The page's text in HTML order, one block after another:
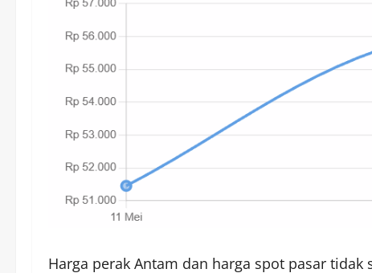
Harga perak Antam dan harga spot pasar tidak